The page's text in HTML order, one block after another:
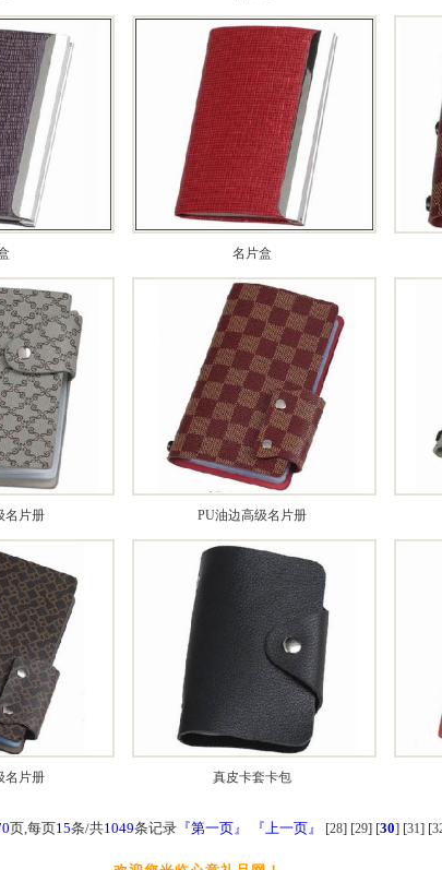
名片盒
名片册 PU油边高级名片册
名片册 真皮卡套卡包
页,每页15条/共1049条记录 『第一页』 『上一页』 [28] [29] [30] [31] [